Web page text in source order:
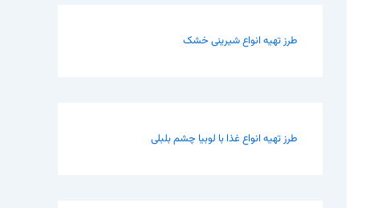
طرز تهیه انواع شیرینی خشک
طرز تهیه انواع غذا با لوبیا چشم بلبلی